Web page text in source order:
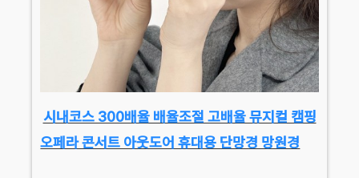
시내코스 300배율 배율조절 고배율 뮤지컬 캠핑
오페라 콘서트 아웃도어 휴대용 단망경 망원경